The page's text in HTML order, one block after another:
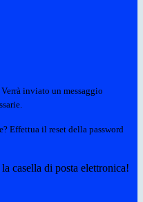
Verrà inviato un messaggio
Effettua il reset della password
casella di posta elettronica!